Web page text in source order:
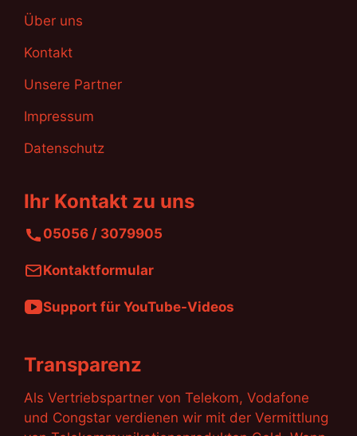
Über uns
Kontakt
Unsere Partner
Impressum
Datenschutz
Ihr Kontakt zu uns
05056 / 3079905
Kontaktformular
Support für YouTube-Videos
Transparenz
Als Vertriebspartner von Telekom, Vodafone
und Congstar verdienen wir mit der Vermittlung